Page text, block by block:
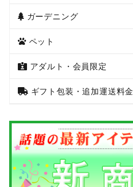
ガーデニング
ペット
アダルト・会員限定
ギフト包装・追加運送料金